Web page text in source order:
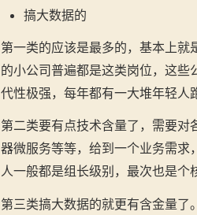
搞大数据的
第一类的应该是最多的，基本上
的小公司普遍都是这类岗位，这
代性极强，每年都有一大堆年轻人
第二类要有点技术含量了，需要
器微服务等等，给到一个业务需求
人一般都是组长级别，最次也是个
第三类搞大数据的就更有含金量